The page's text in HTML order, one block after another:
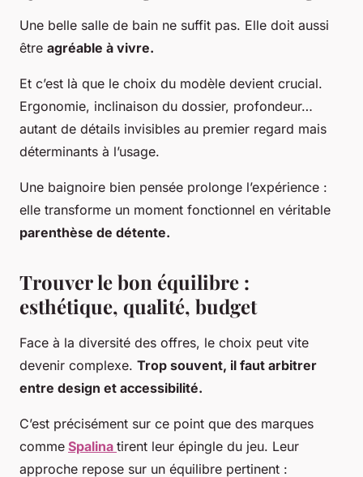
Une belle salle de bain ne suffit pas. Elle doit aussi
être agréable à vivre.
Et c’est là que le choix du modèle devient crucial.
Ergonomie, inclinaison du dossier, profondeur…
autant de détails invisibles au premier regard mais
déterminants à l’usage.
Une baignoire bien pensée prolonge l’expérience :
elle transforme un moment fonctionnel en véritable
parenthèse de détente.
Trouver le bon équilibre :
esthétique, qualité, budget
Face à la diversité des offres, le choix peut vite
devenir complexe. Trop souvent, il faut arbitrer
entre design et accessibilité.
C’est précisément sur ce point que des marques
comme Spalina tirent leur épingle du jeu. Leur
approche repose sur un équilibre pertinent :